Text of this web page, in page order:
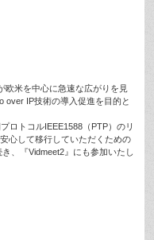
欧米を中心に急速な広がりを見
over IP技術の導入促進を目的と
ロトコルIEEE1588（PTP）のリ
心して移行していただくための
、『Vidmeet2』にも参加いたし